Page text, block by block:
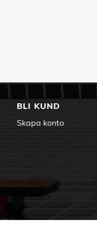
BLI KUND
Skapa konto